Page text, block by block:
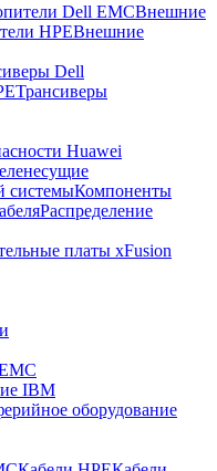
Dell EMCВнешние
HPEВнешние
Dell
Трансиверы
Huawei
системыКомпоненты
Распределение
платы xFusion
IBM
оборудование